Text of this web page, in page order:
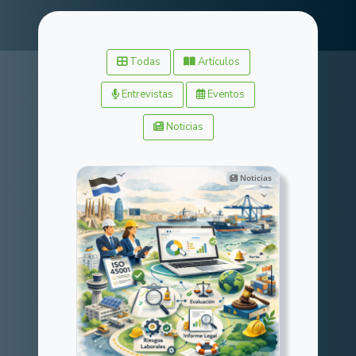
Todas Artículos
Entrevistas Eventos
Noticias
Noticias